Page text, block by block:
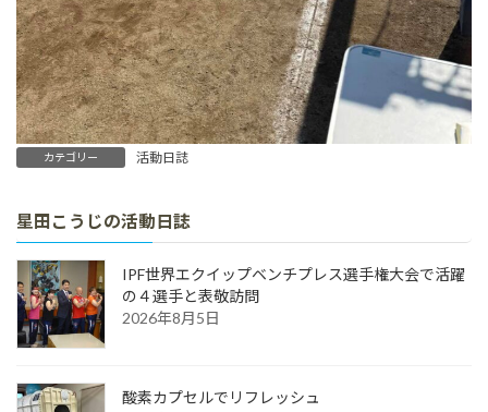
カテゴリー 活動日誌
星田こうじの活動日誌
IPF世界エクイップベンチプレス選手権大会で活躍
の４選手と表敬訪問
2026年8月5日
酸素カプセルでリフレッシュ